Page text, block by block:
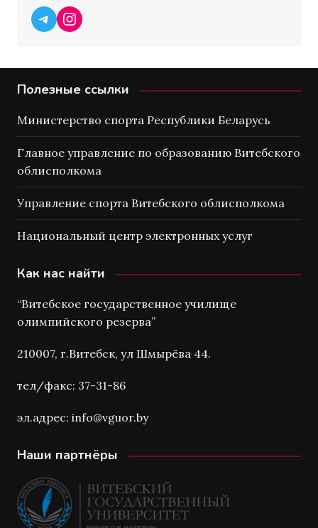
Telegram
Instagram
Полезные ссылки
Министерство спорта Республики Беларусь
Главное управление по образованию Витебского
облисполкома
Управление спорта Витебского облисполкома
Национальный центр электронных услуг
Как нас найти
“Витебское государственное училище
олимпийского резерва”
210007, г.Витебск, ул Шмырёва 44.
тел/факс: 37-31-86
эл.адрес: info@vguor.by
Наши партнёры